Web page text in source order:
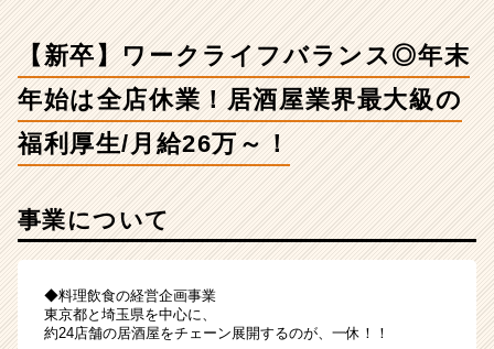
全
店
休
居
界
大
級
の
【新卒】ワークライフバランス◎年末
年始は全店休業！居酒屋業界最大級の
福利厚生/月給26万～！
事業について
◆料理飲食の経営企画事業
東京都と埼玉県を中心に、
約24店舗の居酒屋をチェーン展開するのが、一休！！